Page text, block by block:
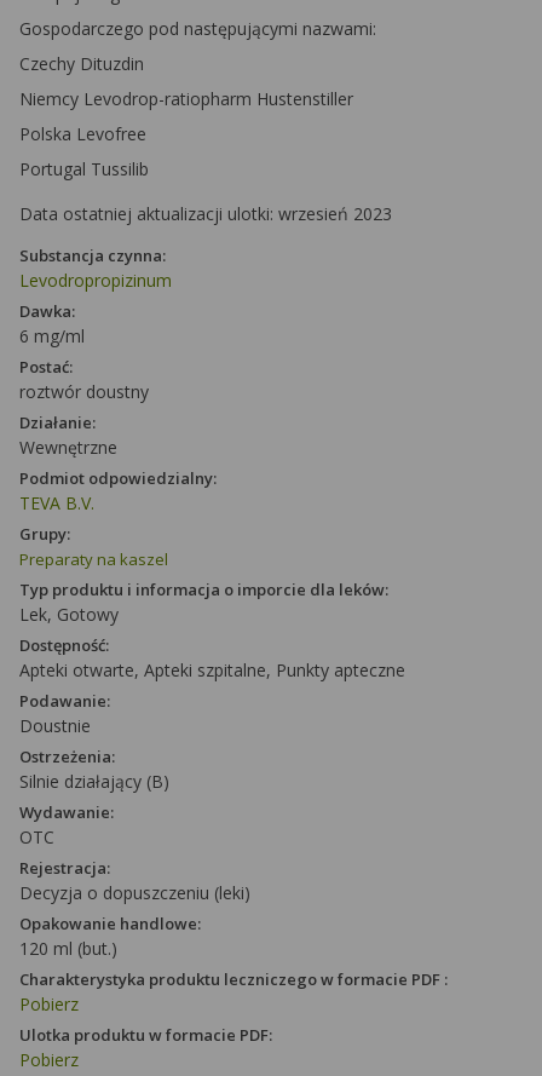
Gospodarczego pod następującymi nazwami:
Czechy Dituzdin
Niemcy Levodrop-ratiopharm Hustenstiller
Polska Levofree
Portugal Tussilib
Data ostatniej aktualizacji ulotki: wrzesień 2023
Substancja czynna:
Levodropropizinum
Dawka:
6 mg/ml
Postać:
roztwór doustny
Działanie:
Wewnętrzne
Podmiot odpowiedzialny:
TEVA B.V.
Grupy:
Preparaty na kaszel
Typ produktu i informacja o imporcie dla leków:
Lek, Gotowy
Dostępność:
Apteki otwarte, Apteki szpitalne, Punkty apteczne
Podawanie:
Doustnie
Ostrzeżenia:
Silnie działający (B)
Wydawanie:
OTC
Rejestracja:
Decyzja o dopuszczeniu (leki)
Opakowanie handlowe:
120 ml (but.)
Charakterystyka produktu leczniczego w formacie PDF :
Pobierz
Ulotka produktu w formacie PDF:
Pobierz